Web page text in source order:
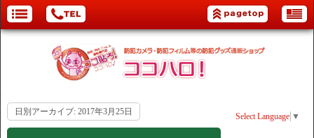
Select Language ▼
日別アーカイブ: 2017年3月25日